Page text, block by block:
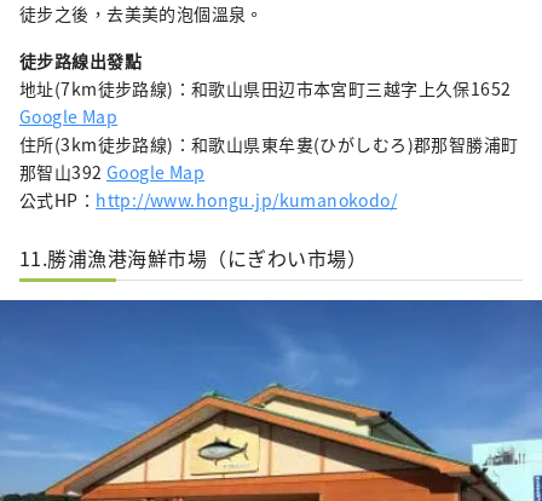
徒步之後，去美美的泡個溫泉。
徒步路線出發點
地址(7km徒步路線)：和歌山県田辺市本宮町三越字上久保1652
Google Map
住所(3km徒步路線)：和歌山県東牟婁(ひがしむろ)郡那智勝浦町
那智山392 Google Map
公式HP： http://www.hongu.jp/kumanokodo/
11.勝浦漁港海鮮市場（にぎわい市場）